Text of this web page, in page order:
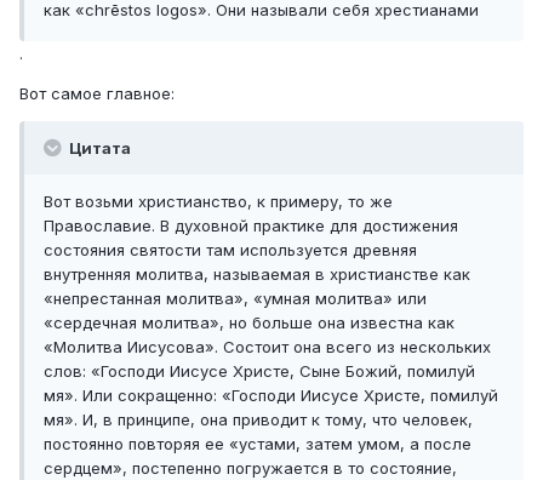
как «chrēstos logos». Они называли себя хрестианами
.
Вот самое главное:
Цитата
Вот возьми христианство, к примеру, то же
Православие. В духовной практике для достижения
состояния святости там используется древняя
внутренняя молитва, называемая в христианстве как
«непрестанная молитва», «умная молитва» или
«сердечная молитва», но больше она известна как
«Молитва Иисусова». Состоит она всего из нескольких
слов: «Господи Иисусе Христе, Сыне Божий, помилуй
мя». Или сокращенно: «Господи Иисусе Христе, помилуй
мя». И, в принципе, она приводит к тому, что человек,
постоянно повторяя ее «устами, затем умом, а после
сердцем», постепенно погружается в то состояние,